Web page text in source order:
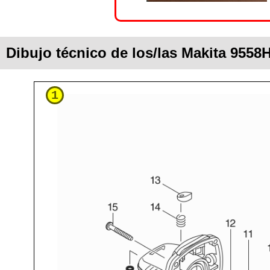
Dibujo técnico de los/las Makita
1